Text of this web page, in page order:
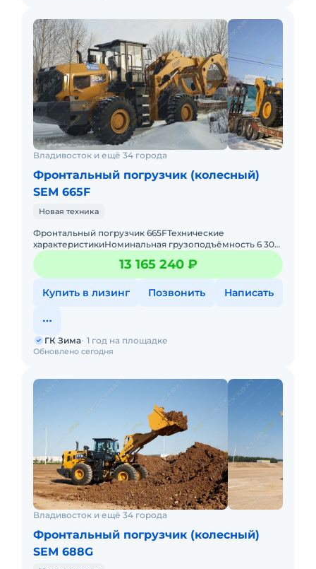
Владивосток и ещё 34 города
Фронтальный погрузчик (колесный)
SEM 665F
Новая техника
Фронтальный погрузчик 665FТехнические
характеристикиНоминальная грузоподъёмность 6 300
кгЭксплуатационная масса 20 030 кгВместимость
ковша 4,5 м³Колёсная б13 165 240 ₽
Купить в лизинг Позвонить Написать
Обновлено сегодня
ГК Зима 1 год на площадке
Владивосток и ещё 34 города
Фронтальный погрузчик (колесный)
SEM 688G